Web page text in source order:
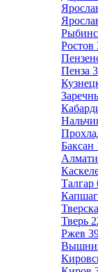
Ростов
Пенза
Баксан
Талгар
Тверь
Ржев